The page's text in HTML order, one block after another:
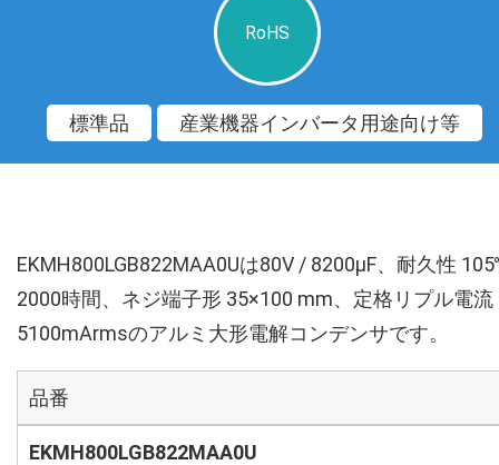
RoHS
標準品 産業機器インバータ用途向け等
EKMH800LGB822MAA0Uは80V / 8200µF、耐久性
2000時間、ネジ端子形 35×100 mm、定格リプル電流
5100mArmsのアルミ大形電解コンデンサです。
品番
EKMH800LGB822MAA0U